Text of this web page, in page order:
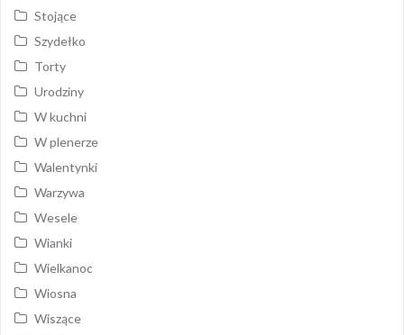
Stojące
Szydełko
Torty
Urodziny
W kuchni
W plenerze
Walentynki
Warzywa
Wesele
Wianki
Wielkanoc
Wiosna
Wiszące